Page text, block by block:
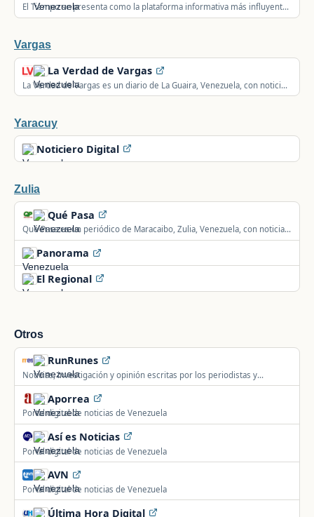
El Tiempo se presenta como la plataforma informativa más influyente
de Trujillo, Venezuela.
Vargas
La Verdad de Vargas
La Verdad de Vargas es un diario de La Guaira, Venezuela, con noticias
de economía y comunidad.
Yaracuy
Noticiero Digital
Zulia
Qué Pasa
Qué Pasa es un periódico de Maracaibo, Zulia, Venezuela, con noticias
locales, nacionales e internacionales.
Panorama
El Regional
Otros
RunRunes
Noticias, investigación y opinión escritas por los periodistas y
especialistas más reconocidos de Venezuela.
Aporrea
Portal digital de noticias de Venezuela
Así es Noticias
Portal digital de noticias de Venezuela
AVN
Portal digital de noticias de Venezuela
Última Hora Digital